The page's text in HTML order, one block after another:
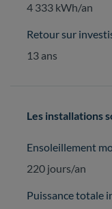
4 333 kWh/an
Retour sur
13 ans
Les installations
Ensoleillement
220 jours/an
Puissance totale